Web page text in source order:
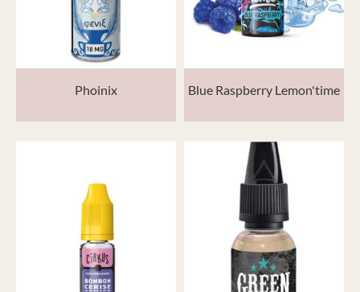
Phoinix Blue Raspberry Lemon'time